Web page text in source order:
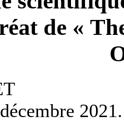
de «
2021.